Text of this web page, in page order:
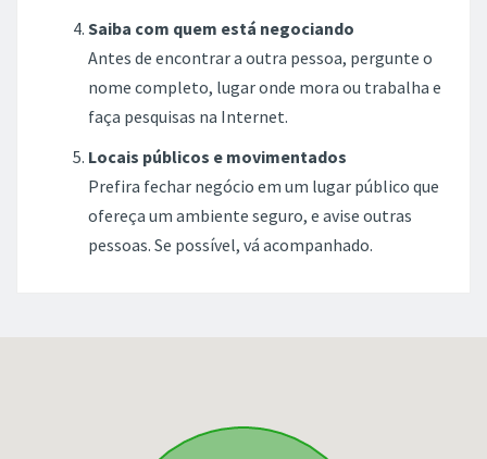
Saiba com quem está negociando
Antes de encontrar a outra pessoa, pergunte o
nome completo, lugar onde mora ou trabalha e
faça pesquisas na Internet.
Locais públicos e movimentados
Prefira fechar negócio em um lugar público que
ofereça um ambiente seguro, e avise outras
pessoas. Se possível, vá acompanhado.